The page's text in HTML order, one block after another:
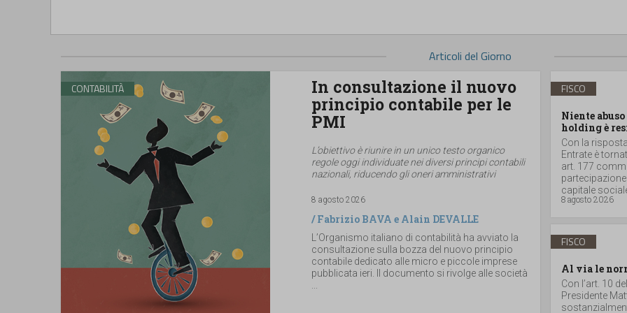
Articoli del Giorno
CONTABILITÀ
In consultazione il nuovo
principio contabile per le
PMI
L’obiettivo è riunire in un unico testo organico
regole oggi individuate nei diversi principi contabili
nazionali, riducendo gli oneri amministrativi
8 agosto 2026
/Fabrizio BAVA e Alain DEVALLE
L’Organismo italiano di contabilità ha avviato la
consultazione sulla bozza del nuovo principio
contabile dedicato alle micro e piccole imprese
pubblicata ieri. Il documento si rivolge alle società
...
FISCO
Niente
holding è
Con la
Entrate è
art. 177
capitale
8 agosto 2026
FISCO
Al via le
Con l’art. 10
Presidente